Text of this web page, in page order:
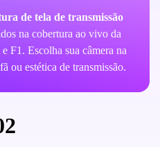
de tela de transmissão
na cobertura ao vivo da
Escolha sua câmera na
ou estética de transmissão.